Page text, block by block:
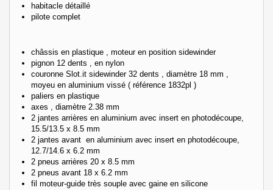
habitacle détaillé
pilote complet
châssis en plastique , moteur en position sidewinder
pignon 12 dents , en nylon
couronne Slot.it sidewinder 32 dents , diamètre 18 mm ,
moyeu en aluminium vissé ( référence 1832pl )
paliers en plastique
axes , diamètre 2.38 mm
2 jantes arrières en aluminium avec insert en photodécoupe
15.5/13.5 x 8.5 mm
2 jantes avant en aluminium avec insert en photodécoupe
12.7/14.6 x 6.2 mm
2 pneus arrières 20 x 8.5 mm
2 pneus avant 18 x 6.2 mm
fil moteur-guide très souple avec gaine en silicone